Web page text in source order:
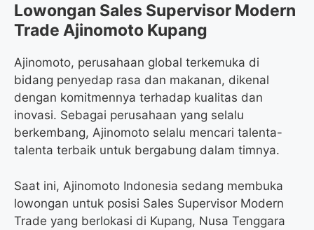
Lowongan Sales Supervisor Modern
Trade Ajinomoto Kupang
Ajinomoto, perusahaan global terkemuka di
bidang penyedap rasa dan makanan, dikenal
dengan komitmennya terhadap kualitas dan
inovasi. Sebagai perusahaan yang selalu
berkembang, Ajinomoto selalu mencari talenta-
talenta terbaik untuk bergabung dalam timnya.
Saat ini, Ajinomoto Indonesia sedang membuka
lowongan untuk posisi Sales Supervisor Modern
Trade yang berlokasi di Kupang, Nusa Tenggara